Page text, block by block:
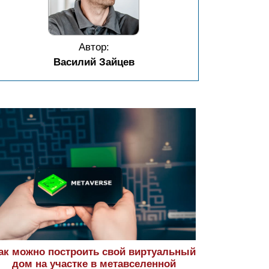
Автор:
Василий Зайцев
можно построить свой виртуальный
дом на участке в метавселенной